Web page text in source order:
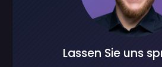
Lassen Sie uns